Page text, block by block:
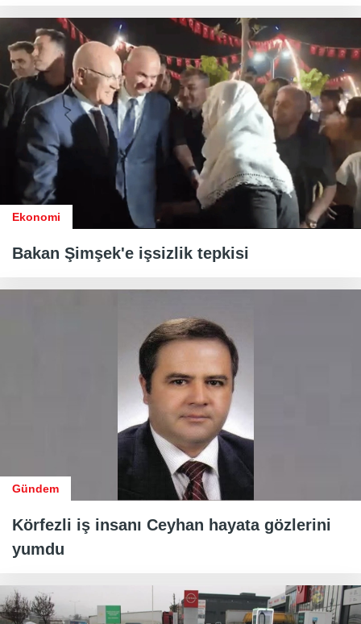
Ekonomi
Bakan Şimşek'e işsizlik tepkisi
Gündem
Körfezli iş insanı Ceyhan hayata gözlerini
yumdu